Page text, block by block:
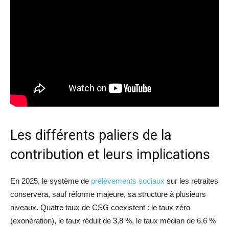
Les différents paliers de la
contribution et leurs implications
En 2025, le système de prélèvements sociaux sur les retraites
conservera, sauf réforme majeure, sa structure à plusieurs
niveaux. Quatre taux de CSG coexistent : le taux zéro
(exonération), le taux réduit de 3,8 %, le taux médian de 6,6 %